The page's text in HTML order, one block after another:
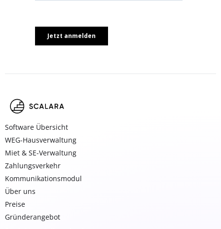
Software Übersicht
WEG-Hausverwaltung
Miet & SE-Verwaltung
Zahlungsverkehr
Kommunikationsmodul
Über uns
Preise
Gründerangebot